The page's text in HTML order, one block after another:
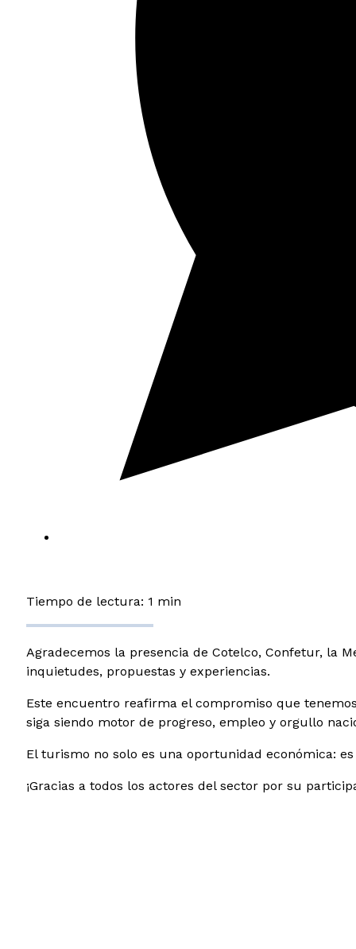
Tiempo de lectura: 1 min
Agradecemos la presencia de Cotelco, Confetur, la
inquietudes, propuestas y experiencias.
Este encuentro reafirma el compromiso que
siga siendo motor de progreso, empleo y orgullo
El turismo no solo es una oportunidad económica:
¡Gracias a todos los actores del sector por su